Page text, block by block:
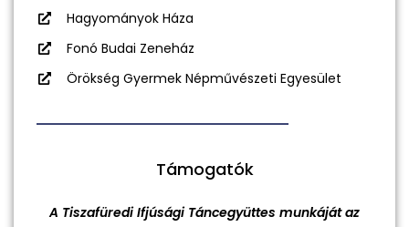
Hagyományok Háza
Fonó Budai Zeneház
Örökség Gyermek Népművészeti Egyesület
Támogatók
A Tiszafüredi Ifjúsági Táncegyüttes munkáját az